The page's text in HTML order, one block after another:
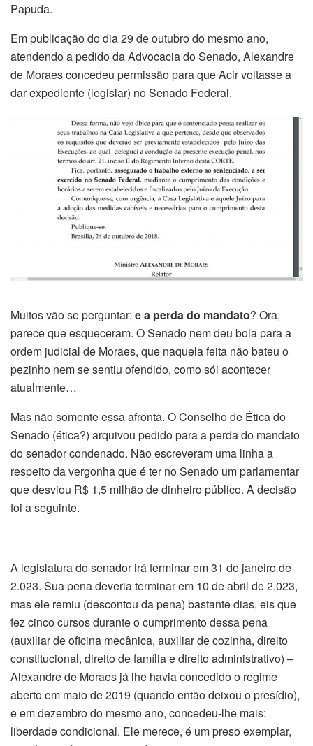
Papuda.
Em publicação do dia 29 de outubro do mesmo ano,
atendendo a pedido da Advocacia do Senado, Alexandre
de Moraes concedeu permissão para que Acir voltasse a
dar expediente (legislar) no Senado Federal.
Muitos vão se perguntar: e a perda do mandato? Ora,
parece que esqueceram. O Senado nem deu bola para a
ordem judicial de Moraes, que naquela feita não bateu o
pezinho nem se sentiu ofendido, como sói acontecer
atualmente…
Mas não somente essa afronta. O Conselho de Ética do
Senado (ética?) arquivou pedido para a perda do mandato
do senador condenado. Não escreveram uma linha a
respeito da vergonha que é ter no Senado um parlamentar
que desviou R$ 1,5 milhão de dinheiro público. A decisão
foi a seguinte.
A legislatura do senador irá terminar em 31 de janeiro de
2.023. Sua pena deveria terminar em 10 de abril de 2.023,
mas ele remiu (descontou da pena) bastante dias, eis que
fez cinco cursos durante o cumprimento dessa pena
(auxiliar de oficina mecânica, auxiliar de cozinha, direito
constitucional, direito de família e direito administrativo) –
Alexandre de Moraes já lhe havia concedido o regime
aberto em maio de 2019 (quando então deixou o presídio),
e em dezembro do mesmo ano, concedeu-lhe mais:
liberdade condicional. Ele merece, é um preso exemplar,